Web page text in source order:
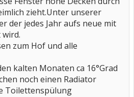
zieht.Unter unserer
der jedes Jahr aufs neue mit
zum Hof und alle
kalten Monaten ca 16°Grad
noch einen Radiator
Toilettenspülung